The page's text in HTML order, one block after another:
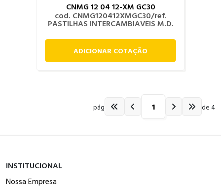
CNMG 12 04 12-XM GC30
cod. CNMG120412XMGC30/ref.
PASTILHAS INTERCAMBIAVEIS M.D.
ADICIONAR COTAÇÃO
pág de 4
INSTITUCIONAL
Nossa Empresa